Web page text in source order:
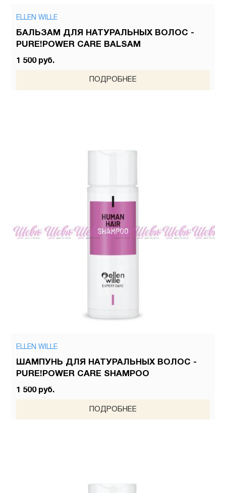
ELLEN WILLE
БАЛЬЗАМ ДЛЯ НАТУРАЛЬНЫХ ВОЛОС -
PURE!POWER CARE BALSAM
1 500 руб.
ПОДРОБНЕЕ
ELLEN WILLE
ШАМПУНЬ ДЛЯ НАТУРАЛЬНЫХ ВОЛОС -
PURE!POWER CARE SHAMPOO
1 500 руб.
ПОДРОБНЕЕ